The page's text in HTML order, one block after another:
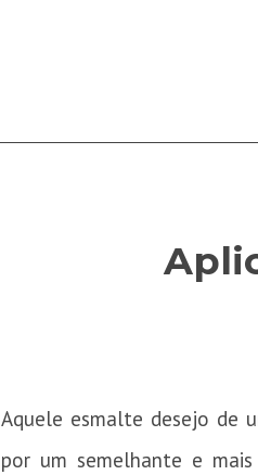
Aquele esmalte desejo de
por um semelhante e